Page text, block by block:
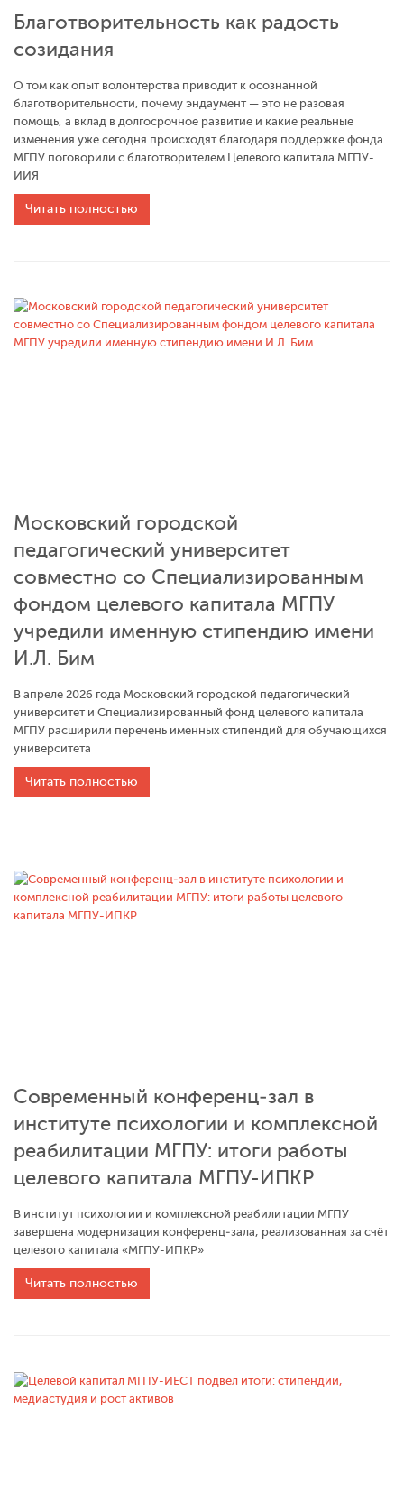
Благотворительность как радость
созидания
О том как опыт волонтерства приводит к осознанной
благотворительности, почему эндаумент — это не разовая
помощь, а вклад в долгосрочное развитие и какие реальные
изменения уже сегодня происходят благодаря поддержке фонда
МГПУ поговорили с благотворителем Целевого капитала МГПУ-
ИИЯ
Читать полностью
Московский городской
педагогический университет
совместно со Специализированным
фондом целевого капитала МГПУ
учредили именную стипендию имени
И.Л. Бим
В апреле 2026 года Московский городской педагогический
университет и Специализированный фонд целевого капитала
МГПУ расширили перечень именных стипендий для обучающихся
университета
Читать полностью
Современный конференц‑зал в
институте психологии и комплексной
реабилитации МГПУ: итоги работы
целевого капитала МГПУ-ИПКР
В институт психологии и комплексной реабилитации МГПУ
завершена модернизация конференц‑зала, реализованная за счёт
целевого капитала «МГПУ-ИПКР»
Читать полностью